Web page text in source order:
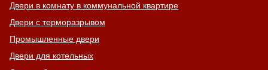
Двери в комнату в коммунальной квартире
Двери с терморазрывом
Промышленные двери
Двери для котельных